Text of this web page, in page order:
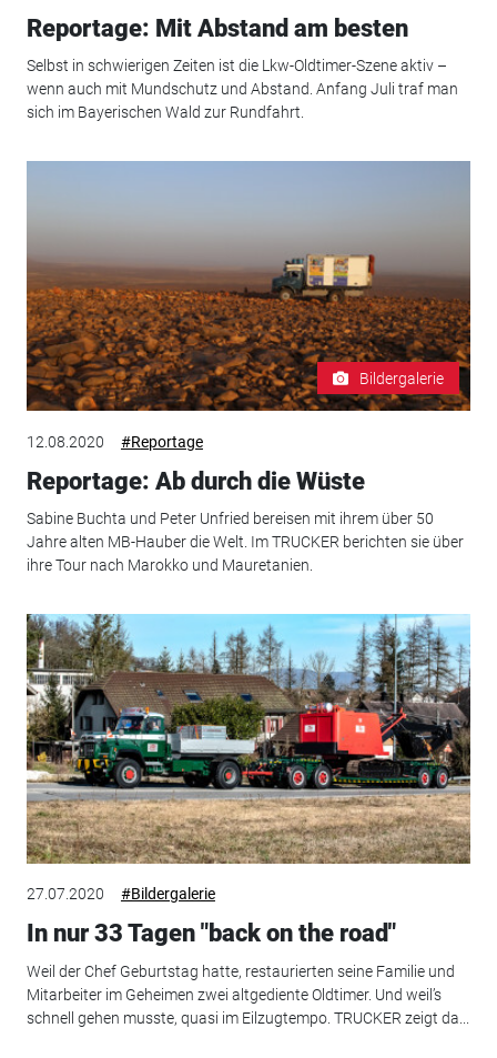
Reportage: Mit Abstand am besten
Selbst in schwierigen Zeiten ist die Lkw-Oldtimer-Szene aktiv –
wenn auch mit Mundschutz und Abstand. Anfang Juli traf man
sich im Bayerischen Wald zur Rundfahrt.
Bildergalerie
12.08.2020 #Reportage
Reportage: Ab durch die Wüste
Sabine Buchta und Peter Unfried bereisen mit ihrem über 50
Jahre alten MB-Hauber die Welt. Im TRUCKER berichten sie über
ihre Tour nach Marokko und Mauretanien.
27.07.2020 #Bildergalerie
In nur 33 Tagen "back on the road"
Weil der Chef Geburtstag hatte, restaurierten seine Familie und
Mitarbeiter im Geheimen zwei altgediente Oldtimer. Und weil’s
schnell gehen musste, quasi im Eilzugtempo. TRUCKER zeigt da...